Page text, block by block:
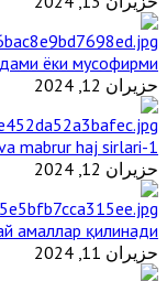
ёки мусофирми?
حزيران 12, 2024
1-Suhbat | Haj fazilatlari va mabrur haj sirlari
حزيران 12, 2024
амаллар қилинади ?
حزيران 11, 2024